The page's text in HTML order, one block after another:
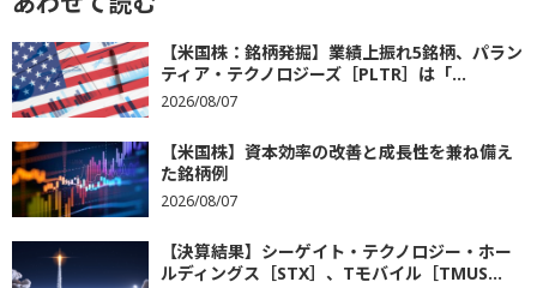
【米国株：銘柄発掘】業績上振れ5銘柄、パラン
ティア・テクノロジーズ［PLTR］は「...
2026/08/07
【米国株】資本効率の改善と成長性を兼ね備え
た銘柄例
2026/08/07
【決算結果】シーゲイト・テクノロジー・ホー
ルディングス［STX］、Tモバイル［TMUS...